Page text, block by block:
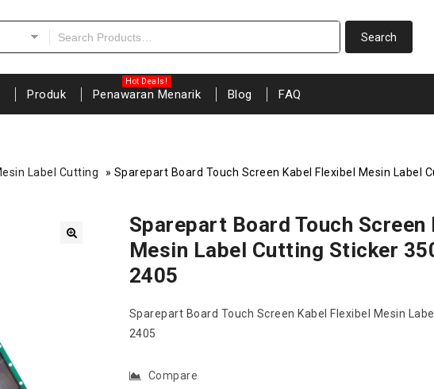
Produk Penawaran Menarik Blog FAQ
Label Cutting » Sparepart Board Touch Screen Kabel Flexibel Mesin Label
Sparepart Board Touch Screen
Mesin Label Cutting Sticker
2405
Sparepart Board Touch Screen Kabel Flexibel Mesin
2405
Compare